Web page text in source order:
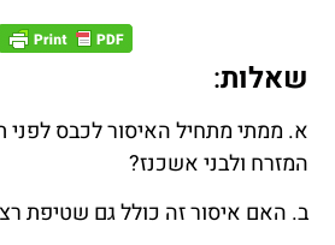
שאלות:
א. ממתי מתחיל האיסור לכבס
המזרח ולבני אשכנז?
ב. האם איסור זה כולל גם שטיפת